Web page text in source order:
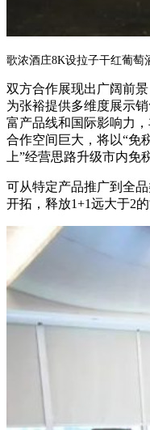
歌浓酒庄8K设拉子干红葡萄
双方合作展现出广阔前
为张裕提供多维度展示
富产品线和国际影响力
合作空间巨大，将以“免
上”经营思路升级市内免
可从特定产品推广到全
开拓，释放1+1远大于2的